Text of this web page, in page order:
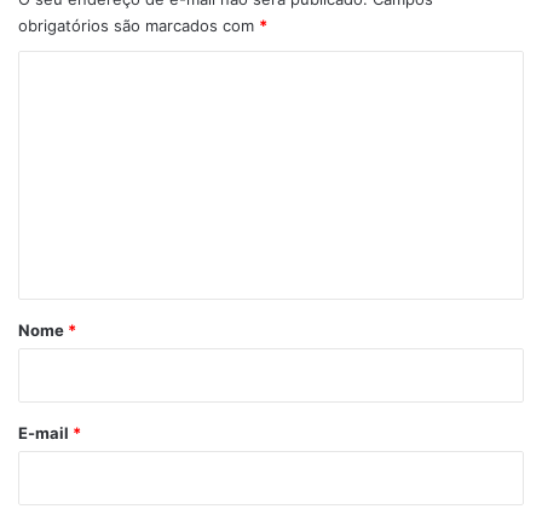
obrigatórios são marcados com *
r
*
Nome *
E-mail *